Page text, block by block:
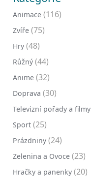
Animace (116)
Zvíře (75)
Hry (48)
Růžný (44)
Anime (32)
Doprava (30)
Televizní pořady a filmy
Sport (25)
Prázdniny (24)
Zelenina a Ovoce (23)
Hračky a panenky (20)